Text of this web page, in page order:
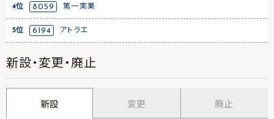
4位 8059 第一実業
5位 6194 アトラエ
新設・変更・廃止
新設 変更 廃止